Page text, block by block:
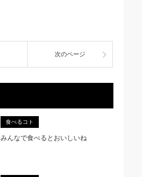
次のページ
食べるコト
みんなで食べるとおいしいね